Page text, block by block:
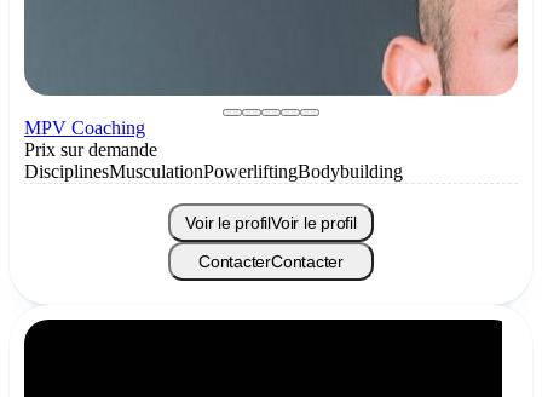
MPV Coaching
Prix sur demande
DisciplinesMusculationPowerliftingBodybuilding
Voir le profilVoir le profil
ContacterContacter